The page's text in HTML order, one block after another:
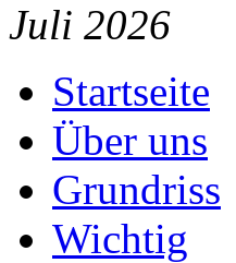
Juli 2026
Startseite
Über uns
Grundriss
Wichtig